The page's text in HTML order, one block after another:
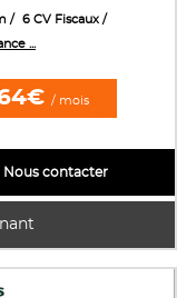
6 CV Fiscaux
...
/ mois
Nous contacter